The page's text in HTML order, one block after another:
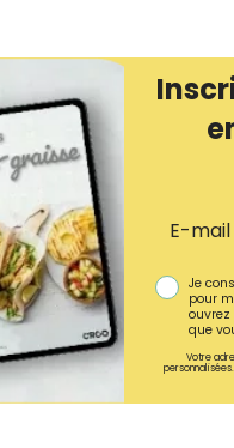
E-mail
Je
pour
que
Votre